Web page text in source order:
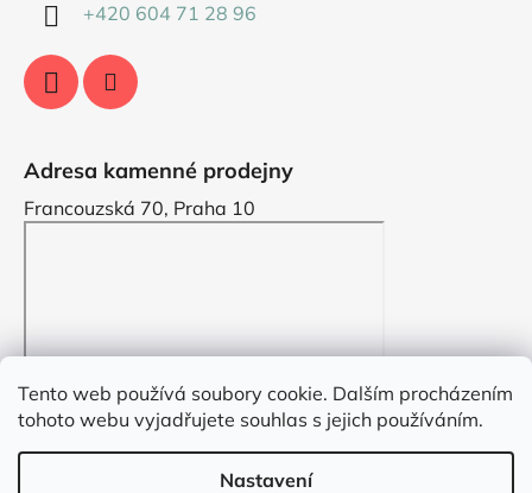
Tento web používá soubory cookie. Dalším procházením
tohoto webu vyjadřujete souhlas s jejich používáním.
Nastavení
+420 604 71 28 96
Adresa kamenné prodejny
Francouzská 70, Praha 10